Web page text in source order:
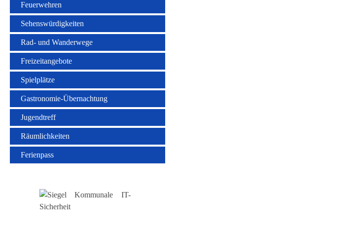
Feuerwehren
Sehenswürdigkeiten
Rad- und Wanderwege
Freizeitangebote
Spielplätze
Gastronomie-Übernachtung
Jugendtreff
Räumlichkeiten
Ferienpass